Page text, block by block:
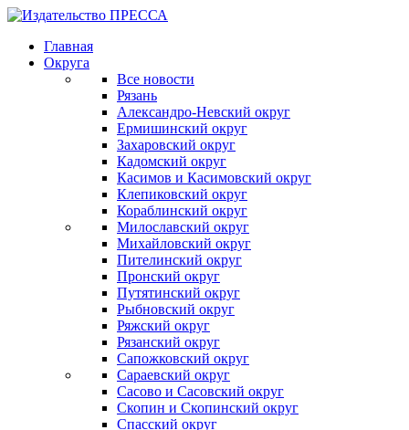
Главная
Округа
Все новости
Рязань
Александро-Невский округ
Ермишинский округ
Захаровский округ
Кадомский округ
Касимов и Касимовский округ
Клепиковский округ
Кораблинский округ
Милославский округ
Михайловский округ
Пителинский округ
Пронский округ
Путятинский округ
Рыбновский округ
Ряжский округ
Рязанский округ
Сапожковский округ
Сараевский округ
Сасово и Сасовский округ
Скопин и Скопинский округ
Спасский округ